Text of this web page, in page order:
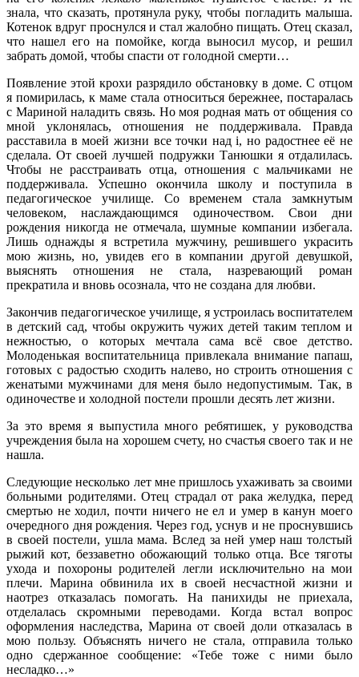
знала, что сказать, протянула руку, чтобы погладить малыша.
Котенок вдруг проснулся и стал жалобно пищать. Отец сказал,
что нашел его на помойке, когда выносил мусор, и решил
забрать домой, чтобы спасти от голодной смерти…
Появление этой крохи разрядило обстановку в доме. С отцом
я помирилась, к маме стала относиться бережнее, постаралась
с Мариной наладить связь. Но моя родная мать от общения со
мной уклонялась, отношения не поддерживала. Правда
расставила в моей жизни все точки над i, но радостнее её не
сделала. От своей лучшей подружки Танюшки я отдалилась.
Чтобы не расстраивать отца, отношения с мальчиками не
поддерживала. Успешно окончила школу и поступила в
педагогическое училище. Со временем стала замкнутым
человеком, наслаждающимся одиночеством. Свои дни
рождения никогда не отмечала, шумные компании избегала.
Лишь однажды я встретила мужчину, решившего украсить
мою жизнь, но, увидев его в компании другой девушкой,
выяснять отношения не стала, назревающий роман
прекратила и вновь осознала, что не создана для любви.
Закончив педагогическое училище, я устроилась воспитателем
в детский сад, чтобы окружить чужих детей таким теплом и
нежностью, о которых мечтала сама всё свое детство.
Молоденькая воспитательница привлекала внимание папаш,
готовых с радостью сходить налево, но строить отношения с
женатыми мужчинами для меня было недопустимым. Так, в
одиночестве и холодной постели прошли десять лет жизни.
За это время я выпустила много ребятишек, у руководства
учреждения была на хорошем счету, но счастья своего так и не
нашла.
Следующие несколько лет мне пришлось ухаживать за своими
больными родителями. Отец страдал от рака желудка, перед
смертью не ходил, почти ничего не ел и умер в канун моего
очередного дня рождения. Через год, уснув и не проснувшись
в своей постели, ушла мама. Вслед за ней умер наш толстый
рыжий кот, беззаветно обожающий только отца. Все тяготы
ухода и похороны родителей легли исключительно на мои
плечи. Марина обвинила их в своей несчастной жизни и
наотрез отказалась помогать. На панихиды не приехала,
отделалась скромными переводами. Когда встал вопрос
оформления наследства, Марина от своей доли отказалась в
мою пользу. Объяснять ничего не стала, отправила только
одно сдержанное сообщение: «Тебе тоже с ними было
несладко…»